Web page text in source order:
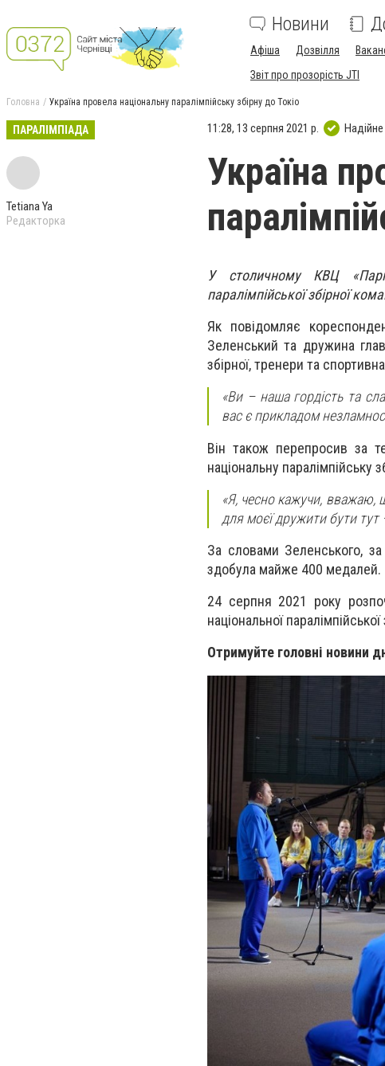
Новини
Афіша Дозвілля
Звіт про прозорість JTI
Головна Україна провела національну паралімпійську збірну до Токіо
ПАРАЛІМПІАДА
Tetiana Ya
Редакторка
11:28, 13 серпня 2021 р.
Україна
У столичному КВЦ
паралімпійської збірної
Як повідомляє
Зеленський та дружина
збірної, тренери та
«Ви – наша гордість та
вас є прикладом
Він також перепросив за
національну паралімпійську
«Я, чесно кажучи, вважаю,
для моєї дружити бути тут
За словами Зеленського, за
здобула майже 400 медалей.
24 серпня 2021 року
національної
Отримуйте головні новини